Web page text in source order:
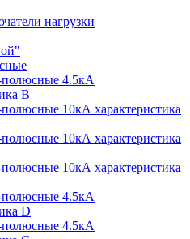
нагрузки
4.5кА
В
10кА характеристика
10кА характеристика
10кА характеристика
4.5кА
D
4.5кА